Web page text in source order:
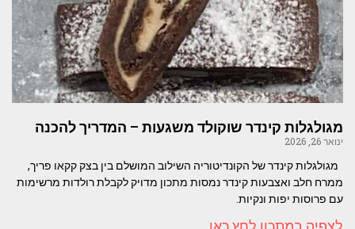
מגולגלות קינדר שוקולד משגעות – המדריך להכנה
ינואר 26, 2026
מגולגלות קינדר של הקונדיטוריה השילוב המושלם בין בצק קקאו פריך,
ממרח חלב ואצבעות קינדר נמסות מתכון מדויק לקבלת רולדות מרשימות
עם פרוסות יפות ונקיות.